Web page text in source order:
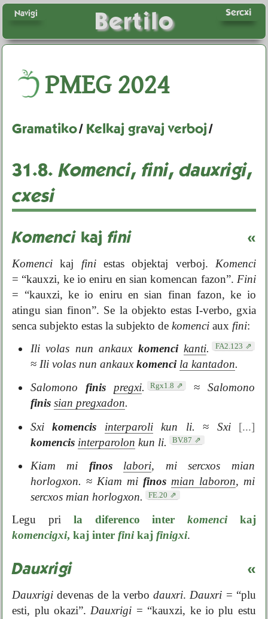
Bertilo Sercxi
Navigi
PMEG2024
Gramatiko/ Kelkaj gravaj verboj/
31.8. Komenci,fini,dauxrigi,
cxesi
Komenci kajfini «
Komenci kaj finiestas objektaj verboj. Komenci
= “kauxzi, ke io eniru en sian komencan fazon”. Fini
= “kauxzi, ke io eniru en sian finan fazon, ke io
atingu sian finon”. Se la objekto estas I-verbo, gxia
senca subjekto estas la subjekto dekomenci aux fini:
Ili volas nun ankaux komenci kanti. FA2.123
≈ Ili volas nun ankauxkomenci la kantadon.
Salomono finis pregxi. Rgx1.8 ≈ Salomono
finis sian pregxadon.
Sxikomencis interparolikun li. ≈ Sxi [...]
komencis interparolon kun li. BV.87
Kiam mi finos labori, mi sercxos mian
horlogxon. ≈ Kiam mi finos mian laboron, mi
sercxos mian horlogxon.
FE.20
Legu pri la diferenco interkomencikaj
komencigxi, kaj interfinikajfinigxi.
Dauxrigi «
Dauxrigi devenas de la verbodauxri. Dauxri = “plu
esti, plu okazi”. Dauxrigi = “kauxzi, ke io plu estu